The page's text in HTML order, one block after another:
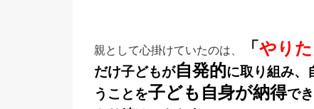
親として心掛けていたのは、 「やりた
だけ子どもが自発的に取り組み、
うことを子ども自身が納得で